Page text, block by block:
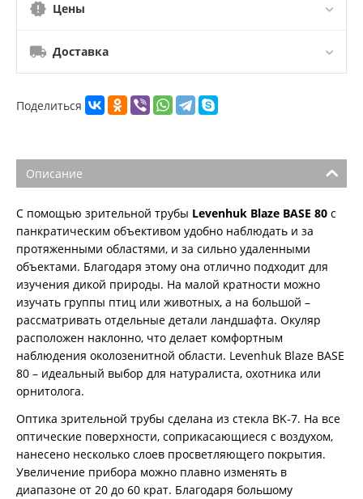
Цены
Доставка
Поделиться
Описание
С помощью зрительной трубы Levenhuk Blaze BASE 80 с
панкратическим объективом удобно наблюдать и за
протяженными областями, и за сильно удаленными
объектами. Благодаря этому она отлично подходит для
изучения дикой природы. На малой кратности можно
изучать группы птиц или животных, а на большой –
рассматривать отдельные детали ландшафта. Окуляр
расположен наклонно, что делает комфортным
наблюдения околозенитной области. Levenhuk Blaze BASE
80 – идеальный выбор для натуралиста, охотника или
орнитолога.
Оптика зрительной трубы сделана из стекла BK-7. На все
оптические поверхности, соприкасающиеся с воздухом,
нанесено несколько слоев просветляющего покрытия.
Увеличение прибора можно плавно изменять в
диапазоне от 20 до 60 крат. Благодаря большому